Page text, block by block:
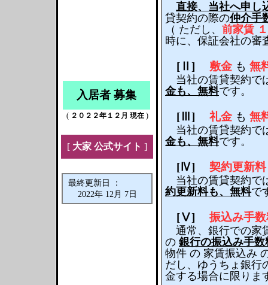
入居者 募集
( ２０２２年１２月 現在)
[ 大家 公式サイト ]
最終更新日 ：
2022年 12月 7日
直接、当社へ申し
貸契約の際の仲介手
（ ただし、 前家賃
時に、保証会社の審
[Ⅱ] 敷金 も 無
当社の賃貸契約で
金も、無料です。
[Ⅲ] 礼金 も 無
当社の賃貸契約で
金も、無料です。
[Ⅳ] 契約更新料
当社の賃貸契約で
約更新料も、無料で
[Ⅴ] 振込み手
通常、銀行での家
の 銀行の振込み手数
物件 の 家賃振込み
だし、ゆうちょ銀行
金する場合に限りま